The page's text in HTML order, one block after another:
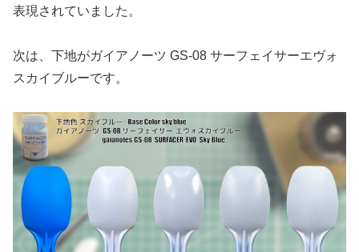
表現されていました。
次は、下地がガイアノーツ GS-08 サーフェイサーエヴォ
スカイブルーです。